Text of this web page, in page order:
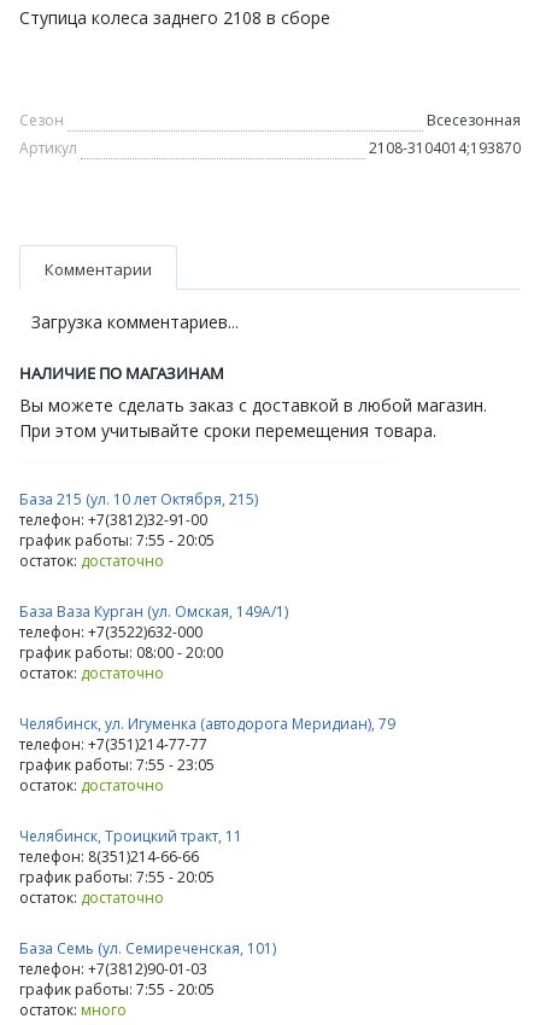
Ступица колеса заднего 2108 в сборе
Сезон
Всесезонная
Артикул
2108-3104014;193870
Комментарии
Загрузка комментариев...
НАЛИЧИЕ ПО МАГАЗИНАМ
Вы можете сделать заказ с доставкой в любой магазин.
При этом учитывайте сроки перемещения товара.
База 215 (ул. 10 лет Октября, 215)
телефон: +7(3812)32-91-00
график работы: 7:55 - 20:05
остаток: достаточно
База Ваза Курган (ул. Омская, 149А/1)
телефон: +7(3522)632-000
график работы: 08:00 - 20:00
остаток: достаточно
Челябинск, ул. Игуменка (автодорога Меридиан), 79
телефон: +7(351)214-77-77
график работы: 7:55 - 23:05
остаток: достаточно
Челябинск, Троицкий тракт, 11
телефон: 8(351)214-66-66
график работы: 7:55 - 20:05
остаток: достаточно
База Семь (ул. Семиреченская, 101)
телефон: +7(3812)90-01-03
график работы: 7:55 - 20:05
остаток: много